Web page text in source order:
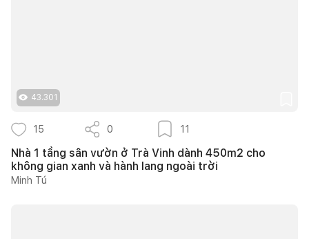
43.301
15 0 11
Nhà 1 tầng sân vườn ở Trà Vinh dành 450m2 cho
không gian xanh và hành lang ngoài trời
Minh Tú